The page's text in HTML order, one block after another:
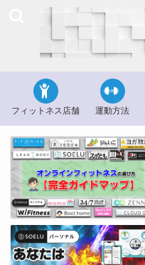
フィットネス店舗 運動方法